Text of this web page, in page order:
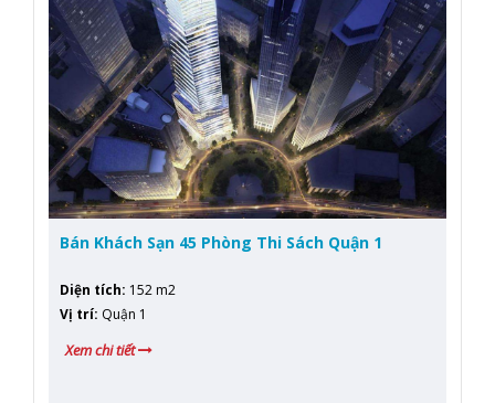
Bán Khách Sạn 45 Phòng Thi Sách Quận 1
Diện tích: 152 m2
Vị trí: Quận 1
Xem chi tiết